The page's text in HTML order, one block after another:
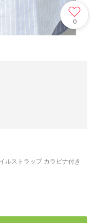
0
ルストラップ カラビナ付き